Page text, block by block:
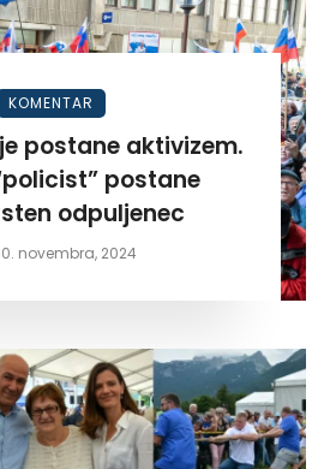
KOMENTAR
postane aktivizem.
postane
odpuljenec
novembra, 2024